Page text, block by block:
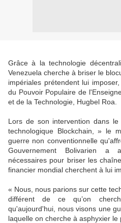
Grâce à la technologie
Venezuela cherche à briser le
impériales prétendent lui
du Pouvoir Populaire de
et de la Technologie, Hugbel Roa.
Lors de son intervention dans
technologique Blockchain, » le
guerre non conventionnelle
Gouvernement Bolivarien a
nécessaires pour briser les
financier mondial cherchent à lui
« Nous, nous parions sur cette
différent de ce qu’on
qu'aujourd'hui, nous visons une
laquelle on cherche à asphyxier le